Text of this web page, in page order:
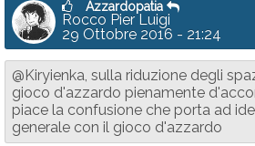
Azzardopatia
Rocco Pier Luigi
29 Ottobre 2016 - 21:24
@Kiryienka, sulla riduzione degli
gioco d'azzardo pienamente
piace la confusione che porta ad
generale con il gioco d'azzardo